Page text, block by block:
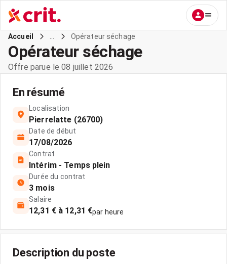
Accueil Opérateur séchage
Opérateur séchage
Offre parue le 08 juillet 2026
En résumé
Localisation
Pierrelatte (26700)
Date de début
17/08/2026
Contrat
Intérim - Temps plein
Durée du contrat
3 mois
Salaire
12,31 € à 12,31 €par heure
Description du poste